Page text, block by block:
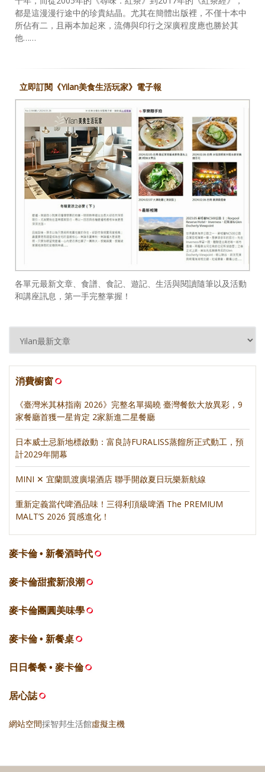
都是這漫漫行途中的珍貴結晶。尤其在簡體出版裡，不僅十本中
所佔有二，且兩本加起來，流傳與印行之深廣程度應也勝於其
他……
立即訂閱《Yilan美食生活玩家》電子報
各單元最新文章、食譜、食記、遊記、生活與閱讀隨筆以及活動
和講座訊息，第一手完整掌握！
消費櫥窗
《臺灣米其林指南 2026》完整名單揭曉 臺灣餐飲大放異彩，9
家餐廳首獲一星肯定 2家新進二星餐廳
日本威士忌新地標啟動：富良詩FURALISS蒸餾所正式動工，預
計2029年開幕
MINI ✕ 宜蘭凱渡廣場酒店 聯手開啟夏日玩樂新航線
重新定義當代啤酒品味！三得利頂級啤酒 The PREMIUM
MALT’S 2026 質感進化！
麥卡倫 • 新餐酒時代
麥卡倫甜蜜新浪潮
麥卡倫團圓美味學
麥卡倫 • 新餐桌
日日餐餐 • 麥卡倫
居心誌
網站空間採智邦生活館虛擬主機